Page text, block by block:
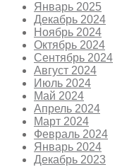
Январь 2025
Декабрь 2024
Ноябрь 2024
Октябрь 2024
Сентябрь 2024
Август 2024
Июль 2024
Май 2024
Апрель 2024
Март 2024
Февраль 2024
Январь 2024
Декабрь 2023